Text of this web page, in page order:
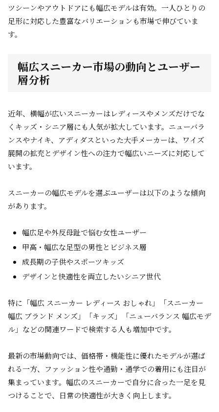
ツシーンやアウトドアにも幅広モデルは有効。一人ひとりの
足形に対応した豊富なバリエーションも市場で伸びていま
す。
幅広スニーカー市場の動向とユーザー
層分析
近年、横幅が広いスニーカーはレディースやメンズだけでな
くキッズ・シニア層にも人気が拡大しています。ニューバラ
ンスやナイキ、アディダスといった大手メーカーは、ワイズ
展開の拡充とデザイン性への注力で幅広いニーズに対応して
います。
スニーカーの幅広モデルを選ぶユーザーは以下のような傾向
があります。
幅広足や外反母趾で悩む女性ユーザー
甲高・幅広な足型の男性とビジネス層
成長期の子供やスポーツキッズ
デザインと快適性を両立したいシニア世代
特に「幅広 スニーカー レディース おしゃれ」「スニーカー
幅広 ブランド メンズ」「キッズ」「ニューバランス 幅広モデ
ル」などの関連ワードで検索する人も増加中です。
最新の市場動向では、価格帯・機能性に優れたモデルが選ば
れる一方、ファッション性や通勤・通学での着用にも注目が
集まっています。幅広のスニーカーで自分に合った一足を見
つけることで、日常の快適性が大きく向上します。